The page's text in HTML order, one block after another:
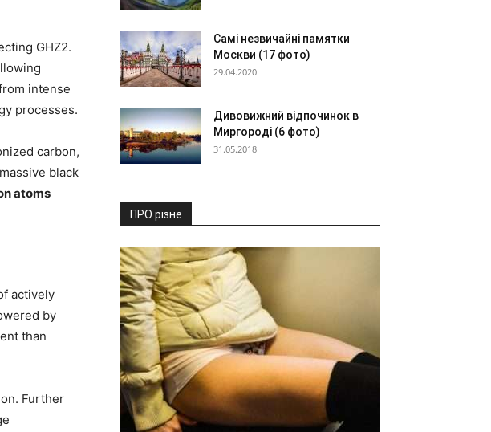
GHZ2.
intense
processes.
carbon,
black
atoms
actively
by
than
Further
Самі незвичайні памятки
Москви (17 фото)
29.04.2020
Дивовижний відпочинок в
Миргороді (6 фото)
31.05.2018
ПРО різне